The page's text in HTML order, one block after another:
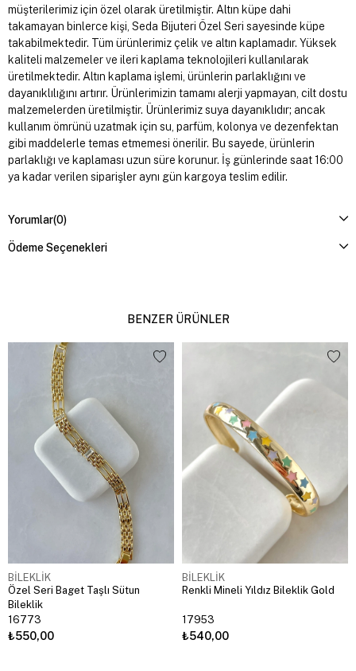
müşterilerimiz için özel olarak üretilmiştir. Altın küpe dahi
takamayan binlerce kişi, Seda Bijuteri Özel Seri sayesinde küpe
takabilmektedir. Tüm ürünlerimiz çelik ve altın kaplamadır. Yüksek
kaliteli malzemeler ve ileri kaplama teknolojileri kullanılarak
üretilmektedir. Altın kaplama işlemi, ürünlerin parlaklığını ve
dayanıklılığını artırır. Ürünlerimizin tamamı alerji yapmayan, cilt dostu
malzemelerden üretilmiştir. Ürünlerimiz suya dayanıklıdır; ancak
kullanım ömrünü uzatmak için su, parfüm, kolonya ve dezenfektan
gibi maddelerle temas etmemesi önerilir. Bu sayede, ürünlerin
parlaklığı ve kaplaması uzun süre korunur. İş günlerinde saat 16:00
ya kadar verilen siparişler aynı gün kargoya teslim edilir.
Yorumlar(0)
Ödeme Seçenekleri
BENZER ÜRÜNLER
BİLEKLİK
Özel Seri Baget Taşlı Sütun
Bileklik
16773
₺550,00
BİLEKLİK
Renkli Mineli Yıldız Bileklik Gold
17953
₺540,00